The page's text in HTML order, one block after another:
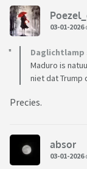
03-01-2026
Daglichtlamp
Maduro is
niet dat Trump
Precies.
absor
03-01-2026